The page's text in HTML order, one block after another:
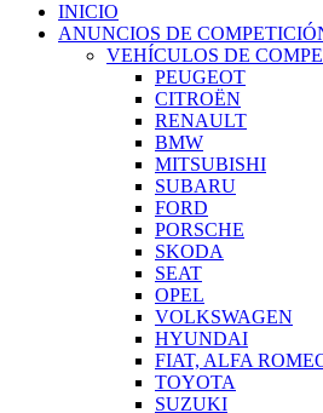
INICIO
ANUNCIOS DE
VEHÍCULOS DE
PEUGEOT
CITROËN
RENAULT
BMW
MITSUBISHI
SUBARU
FORD
PORSCHE
SKODA
SEAT
OPEL
VOLKSWAGEN
HYUNDAI
FIAT, ALFA
TOYOTA
SUZUKI